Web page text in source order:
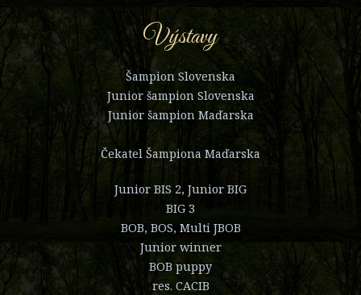
Výstavy
Šampion Slovenska
Junior šampion Slovenska
Junior šampion Maďarska
Čekatel Šampiona Maďarska
Junior BIS 2, Junior BIG
BIG 3
BOB, BOS, Multi JBOB
Junior winner
BOB puppy
res. CACIB